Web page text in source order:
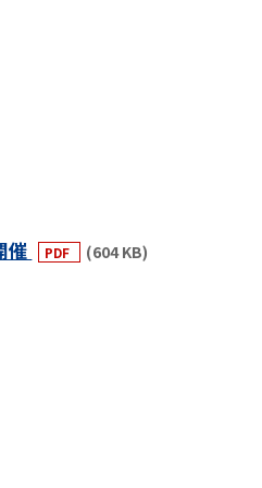
催 PDF (604 KB)